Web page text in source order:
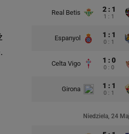
Real Betis 2 : 1
1 : 1
Espanyol 1 : 1
0 : 1
Celta Vigo 1 : 0
0 : 0
Girona 1 : 1
0 : 1
Niedziela, 24